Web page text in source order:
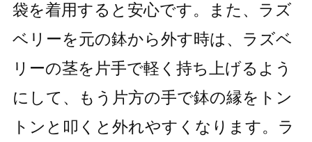
袋を着用すると安心です。また、ラズ
ベリーを元の鉢から外す時は、ラズベ
リーの茎を片手で軽く持ち上げるよう
にして、もう片方の手で鉢の縁をトン
トンと叩くと外れやすくなります。ラ